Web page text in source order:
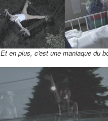
Et en plus, c'est une maniaque du